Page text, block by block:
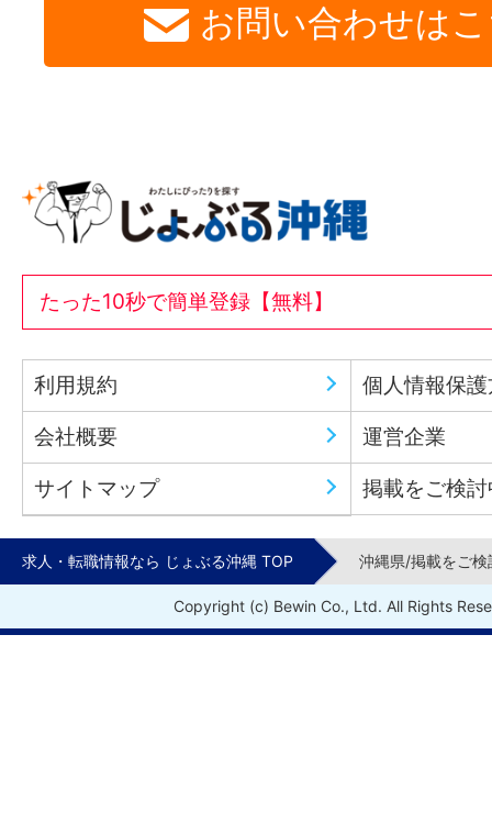
お問い合わせは
たった10秒で簡単登録【無料】
利用規約 個人情報保
会社概要 運営企業
サイトマップ 掲載をご検
求人・転職情報なら じょぶる沖縄 TOP 沖縄県/掲載をご
Copyright (c) Bewin Co., Ltd. All Rights